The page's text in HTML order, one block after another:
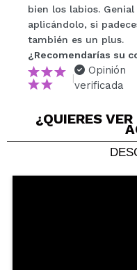
bien los labios.
aplicándolo, si
también es un plus.
¿Recomendarías su
|
Opinión
verificada
¿QUIERES